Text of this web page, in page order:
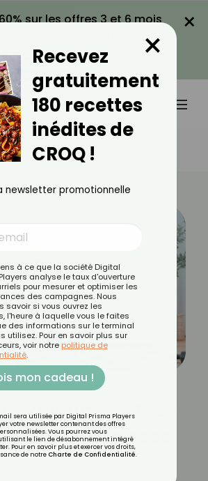
sur les offres 3 et 6 mois
VOIR LA PROMO
×
Sport
Pour Gagner En Souplesse ?
s’étirer
en souplesse
Recevez
gratuitement
180 recettes
inédites de
CROQ !
×
newsletter promotionnelle
à ce que la société Digital
analyse le taux d'ouverture
pour mesurer et optimiser les
des campagnes. Nous
savoir si vous ouvrez les
l'heure à laquelle vous le faites
des informations sur le terminal
utilisez. Pour en savoir plus sur
voir notre politique de
.
mon cadeau !
sera utilisée par Digital Prisma Players
votre newsletter contenant des offres
Vous pourrez vous
le lien de désabonnement intégré
Pour en savoir plus et exercer vos droits,
de notre Charte de Confidentialité.